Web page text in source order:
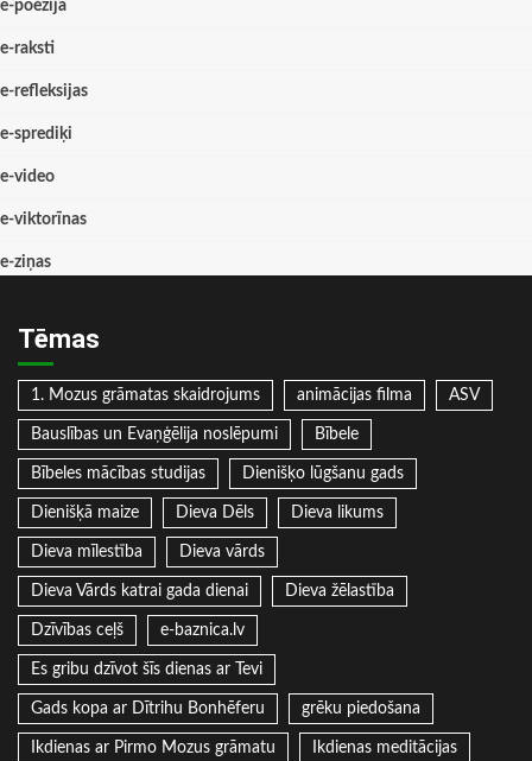
e-poēzija
e-raksti
e-refleksijas
e-sprediķi
e-video
e-viktorīnas
e-ziņas
Tēmas
1. Mozus grāmatas skaidrojums animācijas filma ASV
Bauslības un Evaņģēlija noslēpumi Bībele
Bībeles mācības studijas Dienišķo lūgšanu gads
Dienišķā maize Dieva Dēls Dieva likums
Dieva mīlestība Dieva vārds
Dieva Vārds katrai gada dienai Dieva žēlastība
Dzīvības ceļš e-baznica.lv
Es gribu dzīvot šīs dienas ar Tevi
Gads kopa ar Dītrihu Bonhēferu grēku piedošana
Ikdienas ar Pirmo Mozus grāmatu Ikdienas meditācijas